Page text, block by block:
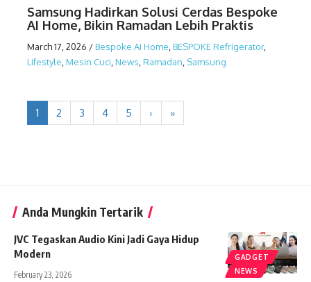
Samsung Hadirkan Solusi Cerdas Bespoke
AI Home, Bikin Ramadan Lebih Praktis
March 17, 2026 /Bespoke AI Home,BESPOKE Refrigerator,
Lifestyle,Mesin Cuci,News,Ramadan, Samsung
1 2 3 4 5 › »
Anda Mungkin Tertarik
GADGET
NEWS
JVC Tegaskan Audio Kini Jadi Gaya Hidup
Modern
February 23, 2026